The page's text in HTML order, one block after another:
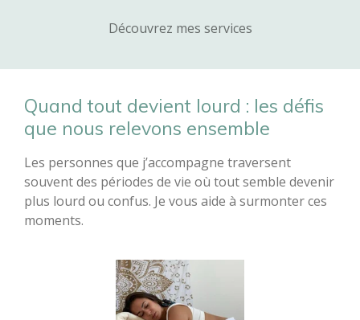
Découvrez mes services
Quand tout devient lourd : les défis
que nous relevons ensemble
Les personnes que j’accompagne traversent
souvent des périodes de vie où tout semble devenir
plus lourd ou confus. Je vous aide à surmonter ces
moments.